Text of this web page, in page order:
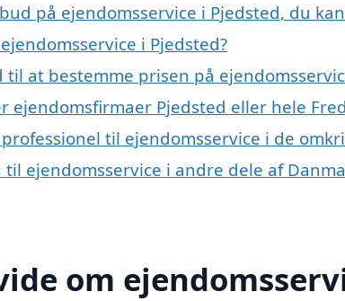
på ejendomsservice i Pjedsted, du
i Pjedsted?
til at bestemme prisen på
ejendomsfirmaer Pjedsted eller hele
til ejendomsservice i de
til ejendomsservice i andre dele af
om